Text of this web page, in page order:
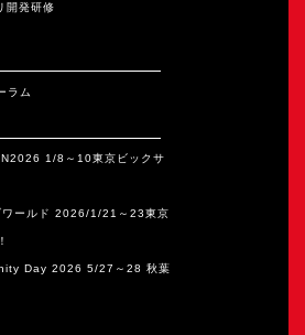
開発研修
ラム
1/8～10東京ビックサ
ワールド 2026/1/21～23東京
Day 2026 5/27～28 秋葉